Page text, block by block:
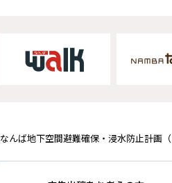
なんば地下空間避難確保・浸水防止計画